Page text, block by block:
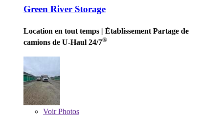
Green River Storage
Location en tout temps | Établissement Partage de
camions de U-Haul 24/7®
VoirPhotos